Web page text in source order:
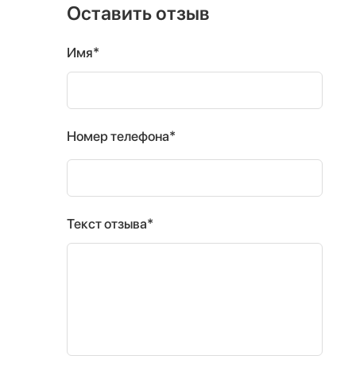
Оставить отзыв
Имя*
Номер телефона*
Текст отзыва*